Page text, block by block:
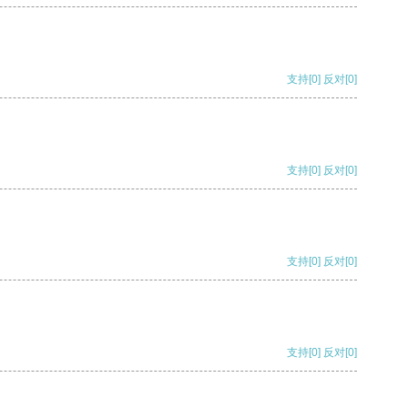
支持[0] 反对[0]
支持[0] 反对[0]
支持[0] 反对[0]
支持[0] 反对[0]